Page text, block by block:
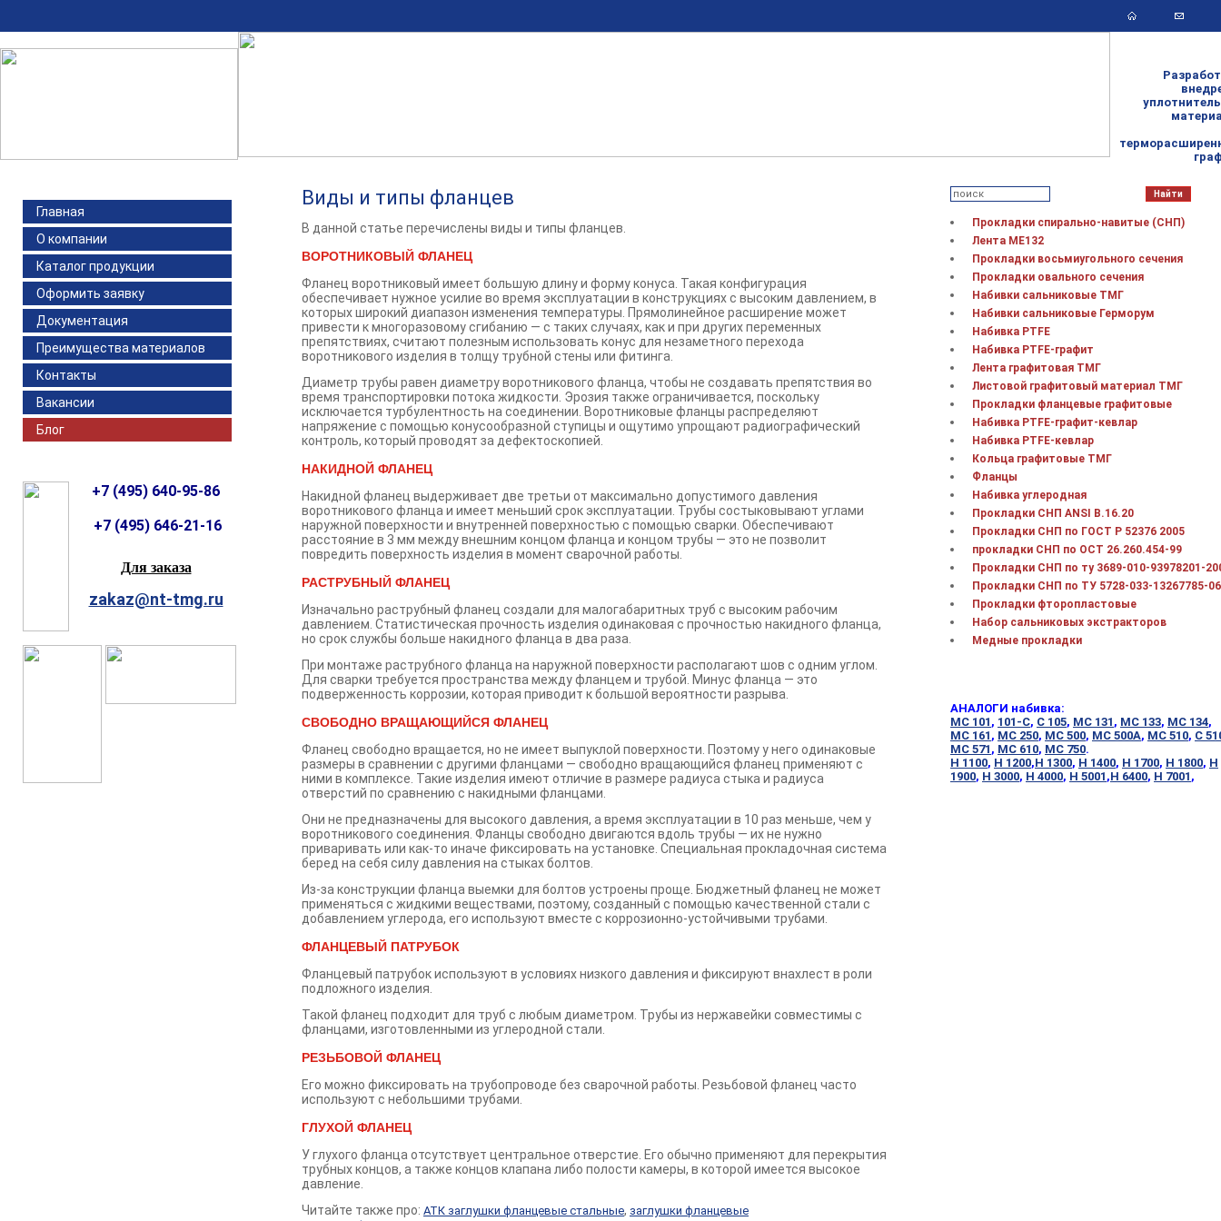
Главная
О компании
Каталог продукции
Оформить заявку
Документация
Преимущества материалов
Контакты
Вакансии
Блог
+7 (495) 640-95-86
+7 (495) 646-21-16
Для заказа
zakaz@nt-tmg.ru
Виды и типы фланцев
В данной статье перечислены виды и типы фланцев.
ВОРОТНИКОВЫЙ ФЛАНЕЦ
Фланец воротниковый имеет большую длину и форму конуса. Такая конфигурация
обеспечивает нужное усилие во время эксплуатации в конструкциях с высоким давлением, в
которых широкий диапазон изменения температуры. Прямолинейное расширение может
привести к многоразовому сгибанию — с таких случаях, как и при других переменных
препятствиях, считают полезным использовать конус для незаметного перехода
воротникового изделия в толщу трубной стены или фитинга.
Диаметр трубы равен диаметру воротникового фланца, чтобы не создавать препятствия во
время транспортировки потока жидкости. Эрозия также ограничивается, поскольку
исключается турбулентность на соединении. Воротниковые фланцы распределяют
напряжение с помощью конусообразной ступицы и ощутимо упрощают радиографический
контроль, который проводят за дефектоскопией.
НАКИДНОЙ ФЛАНЕЦ
Накидной фланец выдерживает две третьи от максимально допустимого давления
воротникового фланца и имеет меньший срок эксплуатации. Трубы состыковывают углами
наружной поверхности и внутренней поверхностью с помощью сварки. Обеспечивают
расстояние в 3 мм между внешним концом фланца и концом трубы — это не позволит
повредить поверхность изделия в момент сварочной работы.
РАСТРУБНЫЙ ФЛАНЕЦ
Изначально раструбный фланец создали для малогабаритных труб с высоким рабочим
давлением. Статистическая прочность изделия одинаковая с прочностью накидного фланца,
но срок службы больше накидного фланца в два раза.
При монтаже раструбного фланца на наружной поверхности располагают шов с одним углом.
Для сварки требуется пространства между фланцем и трубой. Минус фланца — это
подверженность коррозии, которая приводит к большой вероятности разрыва.
СВОБОДНО ВРАЩАЮЩИЙСЯ ФЛАНЕЦ
Фланец свободно вращается, но не имеет выпуклой поверхности. Поэтому у него одинаковые
размеры в сравнении с другими фланцами — свободно вращающийся фланец применяют с
ними в комплексе. Такие изделия имеют отличие в размере радиуса стыка и радиуса
отверстий по сравнению с накидными фланцами.
Они не предназначены для высокого давления, а время эксплуатации в 10 раз меньше, чем у
воротникового соединения. Фланцы свободно двигаются вдоль трубы — их не нужно
приваривать или как-то иначе фиксировать на установке. Специальная прокладочная система
беред на себя силу давления на стыках болтов.
Из-за конструкции фланца выемки для болтов устроены проще. Бюджетный фланец не может
применяться с жидкими веществами, поэтому, созданный с помощью качественной стали с
добавлением углерода, его используют вместе с коррозионно-устойчивыми трубами.
ФЛАНЦЕВЫЙ ПАТРУБОК
Фланцевый патрубок используют в условиях низкого давления и фиксируют внахлест в роли
подложного изделия.
Такой фланец подходит для труб с любым диаметром. Трубы из нержавейки совместимы с
фланцами, изготовленными из углеродной стали.
РЕЗЬБОВОЙ ФЛАНЕЦ
Его можно фиксировать на трубопроводе без сварочной работы. Резьбовой фланец часто
используют с небольшими трубами.
ГЛУХОЙ ФЛАНЕЦ
У глухого фланца отсутствует центральное отверстие. Его обычно применяют для перекрытия
трубных концов, а также концов клапана либо полости камеры, в которой имеется высокое
давление.
Читайте также про: АТК заглушки фланцевые стальные, заглушки фланцевые
Прокладки спирально-навитые (СНП)
Лента МЕ132
Прокладки восьмиугольного сечения
Прокладки овального сечения
Набивки сальниковые ТМГ
Набивки сальниковые Герморум
Набивка PTFE
Набивка PTFE-графит
Лента графитовая ТМГ
Листовой графитовый материал ТМГ
Прокладки фланцевые графитовые
Набивка PTFE-графит-кевлар
Набивка PTFE-кевлар
Кольца графитовые ТМГ
Фланцы
Набивка углеродная
Прокладки СНП ANSI В.16.20
Прокладки СНП по ГОСТ Р 52376 2005
прокладки СНП по ОСТ 26.260.454-99
Прокладки СНП по ту 3689-010-93978201-
Прокладки СНП по ТУ 5728-033-13267785-06
Прокладки фторопластовые
Набор сальниковых экстракторов
Медные прокладки
АНАЛОГИ набивка:
МС 101 , 101-С, С 105, МС 131 , МС 133, МС 134,
МС 161 , МС 250, МС 500, МС 500А, МС 510, С
МС 571 , МС 610, МС 750.
Н 1100, Н 1200,Н 1300, Н 1400, Н 1700, Н 1800, Н
1900, Н 3000, Н 4000, Н 5001 ,Н 6400, Н 7001 ,